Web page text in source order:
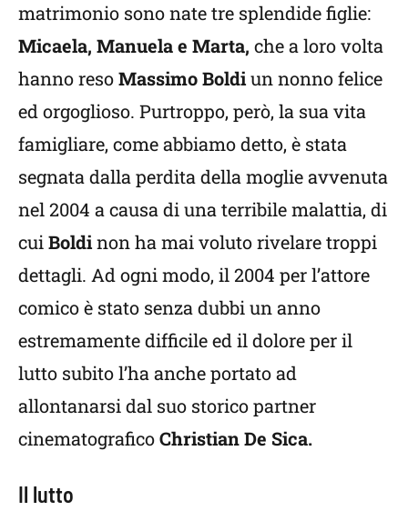
matrimonio sono nate tre splendide figlie:
Micaela, Manuela e Marta, che a loro volta
hanno resoMassimo Boldiun nonno felice
ed orgoglioso. Purtroppo, però, la sua vita
famigliare, come abbiamo detto, è stata
segnata dalla perdita della moglie avvenuta
nel 2004 a causa di una terribile malattia, di
cuiBoldinon ha mai voluto rivelare troppi
dettagli. Ad ogni modo, il 2004 per l’attore
comico è stato senza dubbi un anno
estremamente difficile ed il dolore per il
lutto subito l’ha anche portato ad
allontanarsi dal suo storico partner
cinematograficoChristian De Sica.
Il lutto